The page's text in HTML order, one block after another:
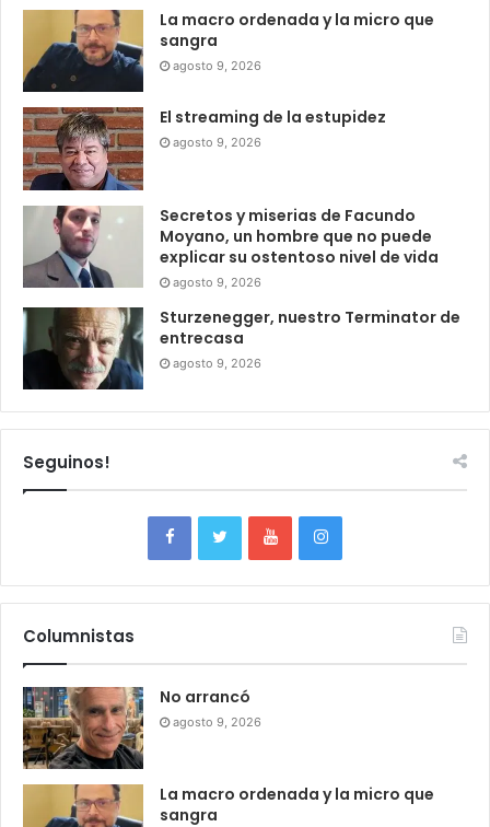
La macro ordenada y la micro que
sangra
agosto 9, 2026
El streaming de la estupidez
agosto 9, 2026
Secretos y miserias de Facundo
Moyano, un hombre que no puede
explicar su ostentoso nivel de vida
agosto 9, 2026
Sturzenegger, nuestro Terminator de
entrecasa
agosto 9, 2026
Seguinos!
Columnistas
No arrancó
agosto 9, 2026
La macro ordenada y la micro que
sangra